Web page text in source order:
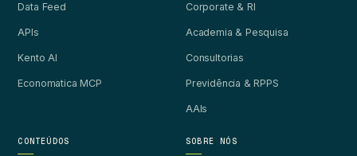
Data Feed
APIs
Kento AI
Economatica MCP
Corporate & RI
Academia & Pesquisa
Consultorias
Previdência & RPPS
AAIs
CONTEÚDOS SOBRE NÓS